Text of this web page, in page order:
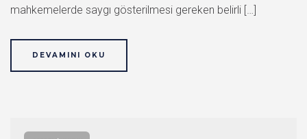
mahkemelerde saygı gösterilmesi gereken belirli […]
DEVAMINI OKU